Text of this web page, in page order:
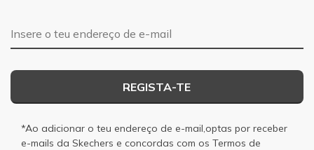
Endereço de e-mail
REGISTA-TE
*Ao adicionar o teu endereço de e-mail,optas por receber
e-mails da Skechers e concordas com os Termos de